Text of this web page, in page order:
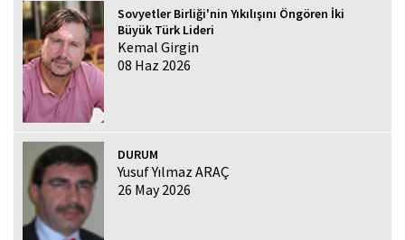
Sovyetler Birliği'nin Yıkılışını Öngören İki
Büyük Türk Lideri
Kemal Girgin
08 Haz 2026
DURUM
Yusuf Yılmaz ARAÇ
26 May 2026